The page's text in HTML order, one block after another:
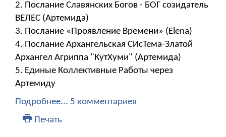
2. Послание Славянских Богов - БОГ созидатель
ВЕЛЕС (Артемида)
3. Послание «Проявление Времени» (Elena)
4. Послание Архангельская СИсТема-Златой
Архангел Агриппа "КутХуми" (Артемида)
5. Единые Коллективные Работы через
Артемиду
Подробнее... 5 комментариев
Печать